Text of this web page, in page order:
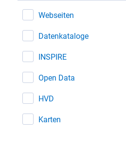
Webseiten
Datenkataloge
INSPIRE
Open Data
HVD
Karten